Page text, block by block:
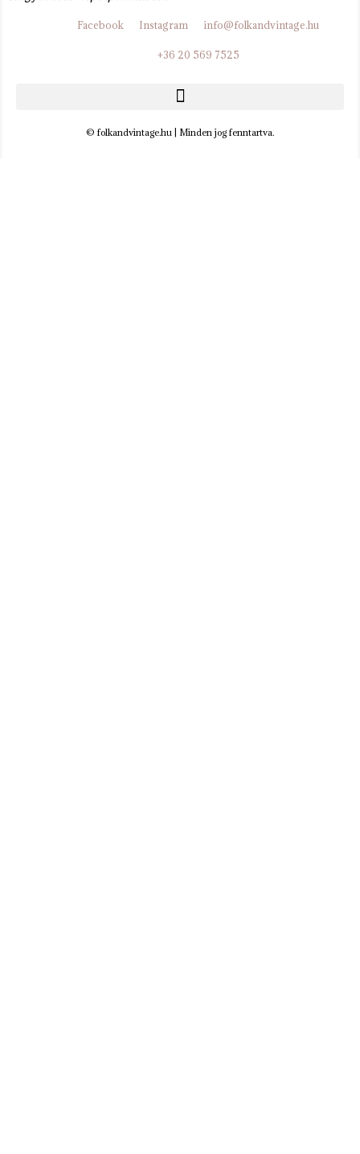
Facebook Instagram info@folkandvintage.hu
+36 20 569 7525
© folkandvintage.hu | Minden jog fenntartva.